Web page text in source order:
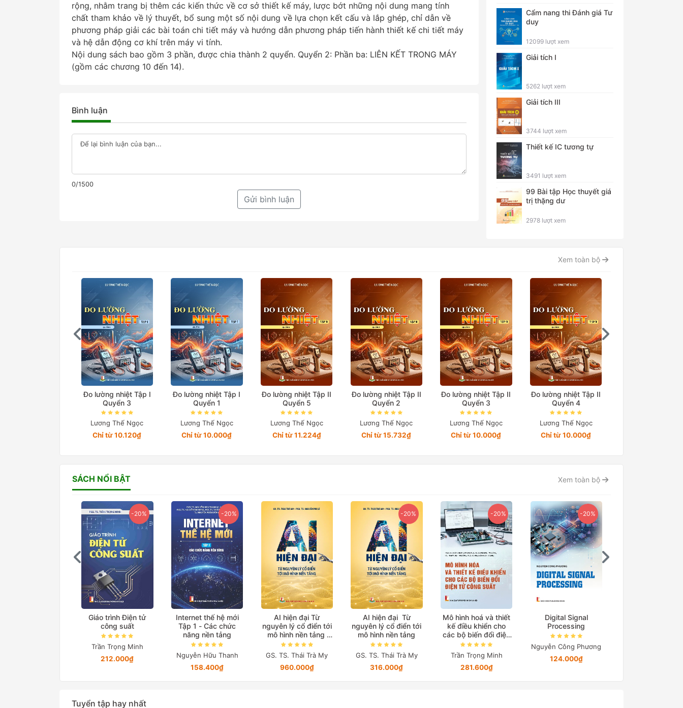
rộng, nhằm trang bị thêm các kiến thức về cơ sở thiết kế máy, lược bớt những nội dung mang tính
chất tham khảo về lý thuyết, bổ sung một số nội dung về lựa chọn kết cấu và lắp ghép, chỉ dẫn về
phương pháp giải các bài toán chi tiết máy và hướng dẫn phương pháp tiến hành thiết kế chi tiết máy
và hệ dẫn động cơ khí trên máy vi tính.
Nội dung sách bao gồm 3 phần, được chia thành 2 quyển. Quyển 2: Phần ba: LIÊN KẾT TRONG MÁY
(gồm các chương 10 đến 14).
Bình luận
0/1500
Gửi bình luận
Cẩm nang thi Đánh giá Tư
duy
12099 lượt xem
Giải tích I
5262 lượt xem
Giải tích III
3744 lượt xem
Thiết kế IC tương tự
3491 lượt xem
99 Bài tập Học thuyết giá
trị thặng dư
2978 lượt xem
Xem toàn bộ
Đo lường nhiệt Tập I
Quyển 3
Lương Thế Ngọc
Chỉ từ 10.120₫
Đo lường nhiệt Tập I
Quyển 1
Lương Thế Ngọc
Chỉ từ 10.000₫
Đo lường nhiệt Tập II
Quyển 5
Lương Thế Ngọc
Chỉ từ 11.224₫
Đo lường nhiệt Tập II
Quyển 2
Lương Thế Ngọc
Chỉ từ 15.732₫
Đo lường nhiệt Tập II
Quyển 3
Lương Thế Ngọc
Chỉ từ 10.000₫
Đo lường nhiệt Tập II
Quyển 4
Lương Thế Ngọc
Chỉ từ 10.000₫
SÁCH NỔI BẬT Xem toàn bộ
-20%
Giáo trình Điện tử
công suất
Trần Trọng Minh
212.000₫
-20%
Internet thế hệ mới
Tập 1 - Các chức
năng nền tảng
Nguyễn Hữu Thanh
158.400₫
AI hiện đại Từ
nguyên lý cổ điển tới
mô hình nền tảng
(Bản in màu đặc biệt)
GS. TS. Thái Trà My
960.000₫
-20%
AI hiện đại Từ
nguyên lý cổ điển tới
mô hình nền tảng
GS. TS. Thái Trà My
316.000₫
-20%
Mô hình hoá và thiết
kế điều khiển cho
các bộ biến đổi điện
tử công suất
Trần Trọng Minh
281.600₫
-20%
Digital Signal
Processing
Nguyễn Công Phương
124.000₫
Tuyển tập hay nhất